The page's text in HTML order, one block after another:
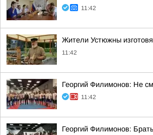
11:42
Жители Устюжны
11:42
Георгий Филимонов: Не
11:42
Георгий Филимонов: